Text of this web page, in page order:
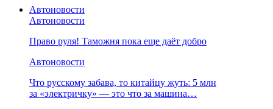
Автоновости
Автоновости
Право руля! Таможня пока еще даёт добро
Автоновости
Что русскому забава, то китайцу жуть: 5 млн
за «электричку» — это что за машина…